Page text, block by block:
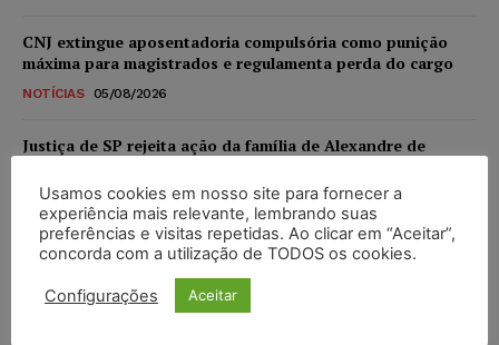
CNJ extingue aposentadoria compulsória como punição
máxima para magistrados e regulamenta perda do cargo
NOTÍCIAS 05/08/2026
Justiça de SP rejeita ação da família de Alexandre de
NOTÍCIAS 05/08/2026
Conselho Nacional de Justiça determina afastamento da
NOTÍCIAS 05/08/2026
Usamos cookies em nosso site para fornecer a
experiência mais relevante, lembrando suas
preferências e visitas repetidas. Ao clicar em “Aceitar”,
concorda com a utilização de TODOS os cookies.
Configurações Aceitar